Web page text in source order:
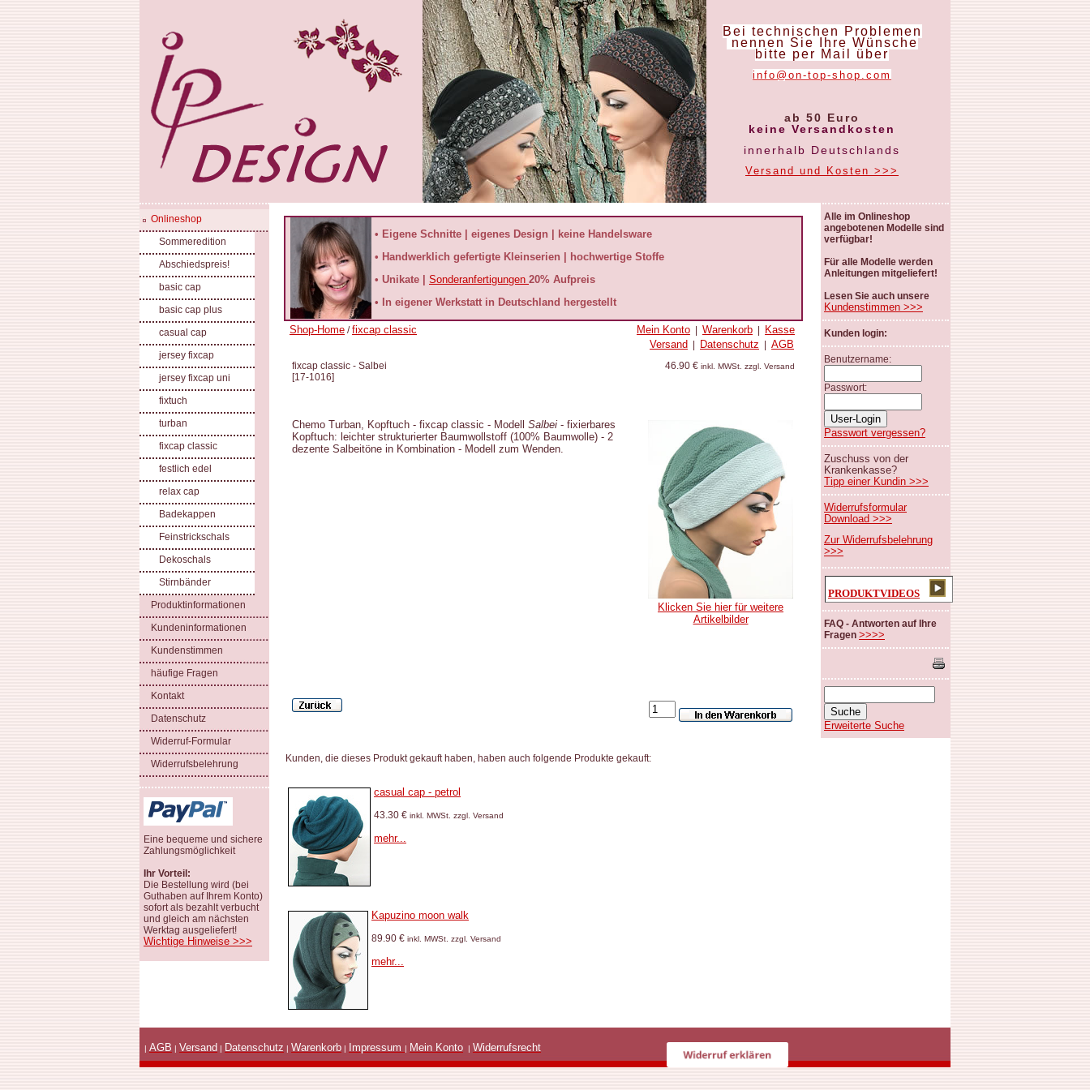
Bei technischen Problemen
nennen Sie Ihre Wünsche
bitte per Mail über
info@on-top-shop.com
ab 50 Euro
keine Versandkosten
innerhalb Deutschlands
Versand und Kosten >>>
Onlineshop
Sommeredition
Abschiedspreis!
basic cap
basic cap plus
casual cap
jersey fixcap
jersey fixcap uni
fixtuch
turban
fixcap classic
festlich edel
relax cap
Badekappen
Feinstrickschals
Dekoschals
Stirnbänder
Produktinformationen
Kundeninformationen
Kundenstimmen
häufige Fragen
Kontakt
Datenschutz
Widerruf-Formular
Widerrufsbelehrung
Eine bequeme und sichere
Zahlungsmöglichkeit
Ihr Vorteil:
Die Bestellung wird (bei
Guthaben auf Ihrem Konto)
sofort als bezahlt verbucht
und gleich am nächsten
Werktag ausgeliefert!
Wichtige Hinweise >>>
• Eigene Schnitte | eigenes Design | keine Handelsware
• Handwerklich gefertigte Kleinserien | hochwertige Stoffe
• Unikate | Sonderanfertigungen 20% Aufpreis
• In eigener Werkstatt in Deutschland hergestellt
Shop-Home /fixcap classic Mein Konto Warenkorb
Kasse
Versand
Datenschutz AGB
fixcap classic - Salbei
[17-1016]
46.90 € inkl. MWSt. zzgl. Versand
Chemo Turban, Kopftuch - fixcap classic - Modell Salbei - fixierbares
Kopftuch: leichter strukturierter Baumwollstoff (100% Baumwolle) - 2
dezente Salbeitöne in Kombination - Modell zum Wenden.
Klicken Sie hier für weitere
Artikelbilder
Kunden, die dieses Produkt gekauft haben, haben auch folgende Produkte gekauft:
casual cap - petrol
43.30 € inkl. MWSt. zzgl. Versand
mehr...
Kapuzino moon walk
89.90 € inkl. MWSt. zzgl. Versand
mehr...
Alle im Onlineshop
angebotenen Modelle sind
verfügbar!
Für alle Modelle werden
Anleitungen mitgeliefert!
Lesen Sie auch unsere
Kundenstimmen >>>
Kunden login:
Benutzername:
Passwort:
Passwort vergessen?
Zuschuss von der
Krankenkasse?
Tipp einer Kundin >>>
Widerrufsformular
Download >>>
Zur Widerrufsbelehrung
>>>
PRODUKTVIDEOS
FAQ - Antworten auf Ihre
Fragen >>>>
Erweiterte Suche
| AGB | Versand | Datenschutz | Warenkorb | Impressum | Mein Konto | Widerrufsrecht